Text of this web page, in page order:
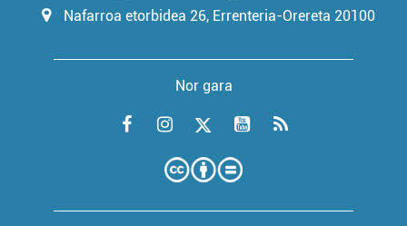
Nafarroa etorbidea 26, Errenteria-Orereta 20100
Nor gara